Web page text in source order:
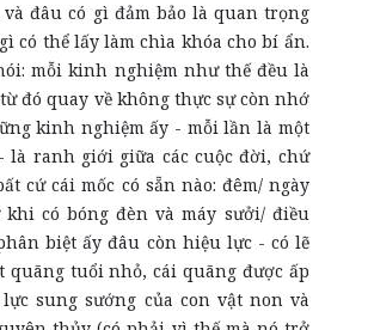
đâu có gì đảm bảo là quan trọng
có thể lấy làm chìa khóa cho bí ẩn.
mỗi kinh nghiệm như thế đều là
đó quay về không thực sự còn nhớ
kinh nghiệm ấy - mỗi lần là một
là ranh giới giữa các cuộc đời, chứ
cứ cái mốc có sẵn nào: đêm/ ngày
khi có bóng đèn và máy sưởi/ điều
biệt ấy đâu còn hiệu lực - có lẽ
quãng tuổi nhỏ, cái quãng được ấp
sung sướng của con vật non và